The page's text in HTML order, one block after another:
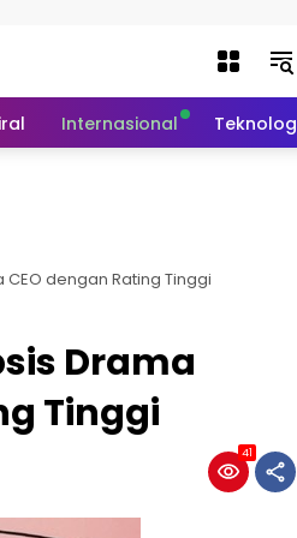
Internasional Teknologi
dengan Rating Tinggi
Drama
Tinggi
41